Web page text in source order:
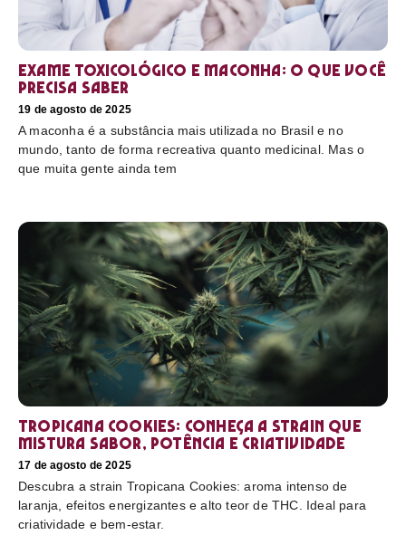
Exame toxicológico e maconha: o que você
precisa saber
19 de agosto de 2025
A maconha é a substância mais utilizada no Brasil e no
mundo, tanto de forma recreativa quanto medicinal. Mas o
que muita gente ainda tem
Tropicana Cookies: conheça a strain que
mistura sabor, potência e criatividade
17 de agosto de 2025
Descubra a strain Tropicana Cookies: aroma intenso de
laranja, efeitos energizantes e alto teor de THC. Ideal para
criatividade e bem-estar.